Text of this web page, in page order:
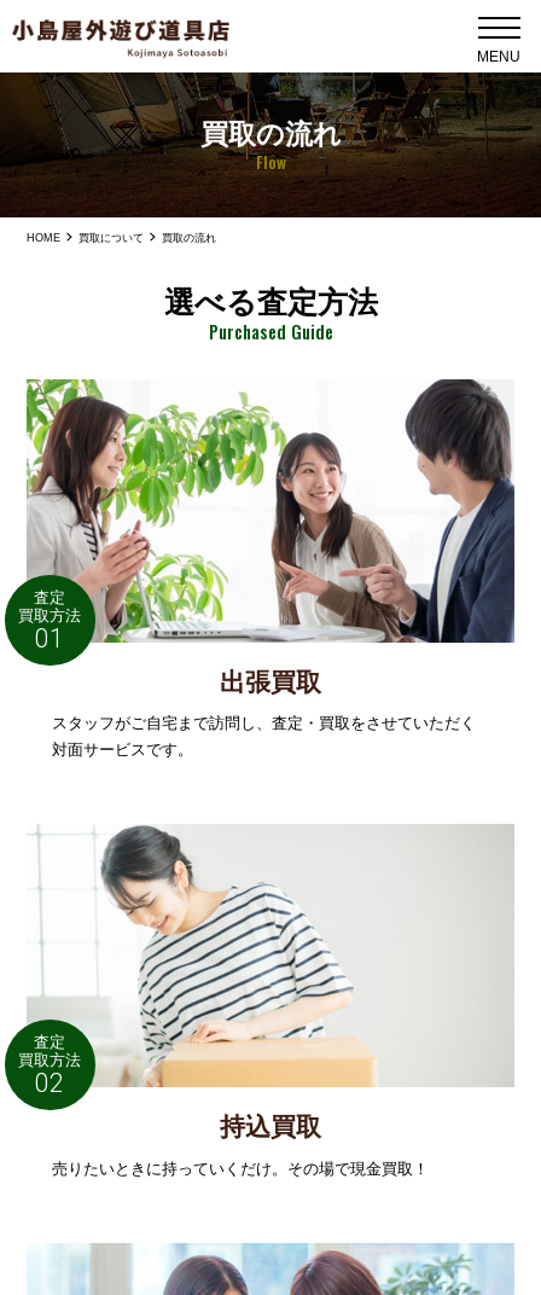
買取の流れ
Flow
HOME 買取について 買取の流れ
選べる査定方法
Purchased Guide
査定
買取方法
01
出張買取
スタッフがご自宅まで訪問し、査定・買取をさせていただく
対面サービスです。
査定
買取方法
02
持込買取
売りたいときに持っていくだけ。その場で現金買取！